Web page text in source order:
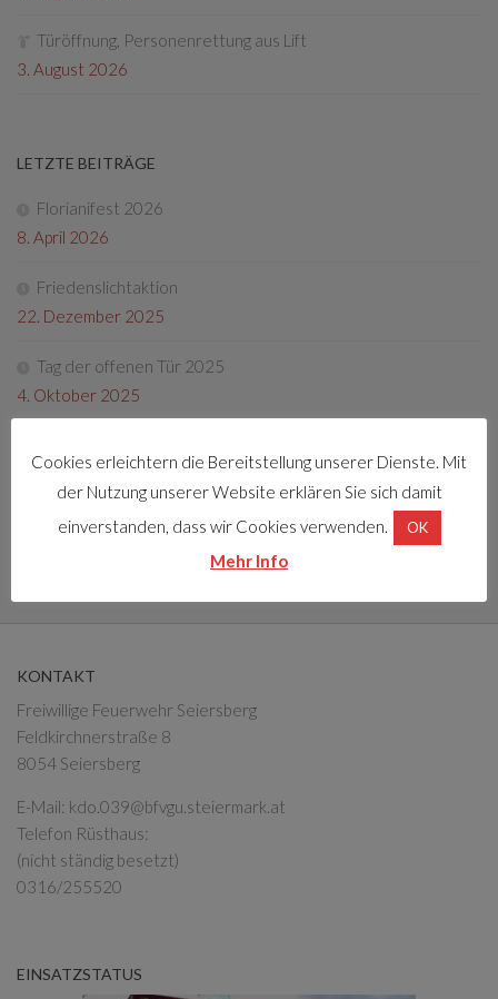
Türöffnung, Personenrettung aus Lift
3. August 2026
LETZTE BEITRÄGE
Florianifest 2026
8. April 2026
Friedenslichtaktion
22. Dezember 2025
Tag der offenen Tür 2025
4. Oktober 2025
13. Mai 2025
Florianifest 2025
KONTAKT
Freiwillige Feuerwehr Seiersberg
Feldkirchnerstraße 8
8054 Seiersberg
E-Mail: kdo.039@bfvgu.steiermark.at
Telefon Rüsthaus:
(nicht ständig besetzt)
0316/255520
EINSATZSTATUS
Cookies erleichtern die Bereitstellung unserer Dienste. Mit
der Nutzung unserer Website erklären Sie sich damit
einverstanden, dass wir Cookies verwenden.
OK
Mehr Info